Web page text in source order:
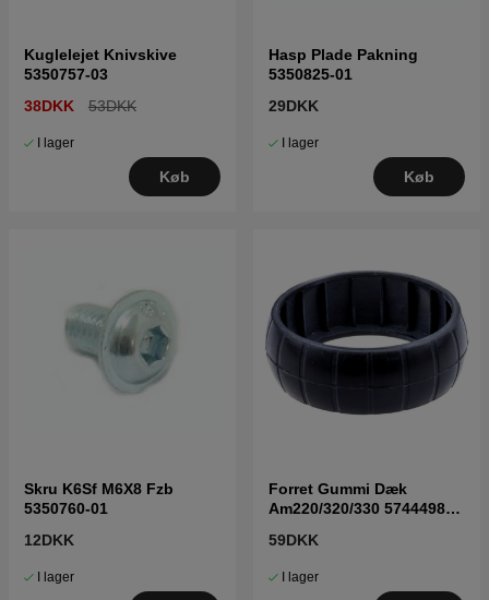
Kuglelejet Knivskive
5350757-03
38DKK
53DKK
I lager
Køb
Hasp Plade Pakning
5350825-01
29DKK
I lager
Køb
Skru K6Sf M6X8 Fzb
5350760-01
12DKK
I lager
Forret Gummi Dæk
Am220/320/330 5744498-
59DKK
I lager